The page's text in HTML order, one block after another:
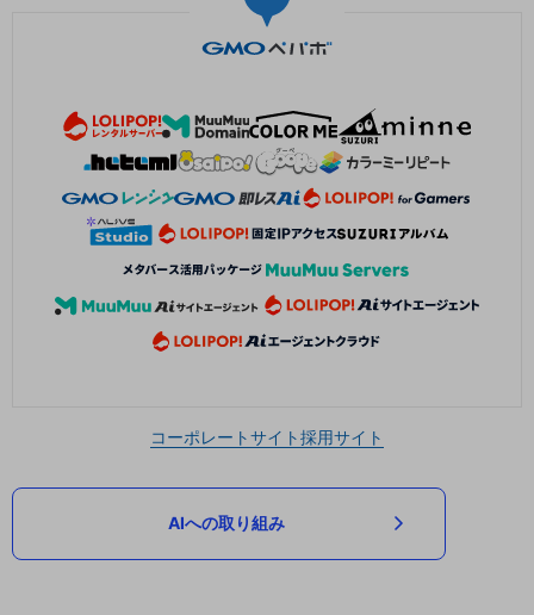
コーポレートサイト採用サイト
AIへの取り組み